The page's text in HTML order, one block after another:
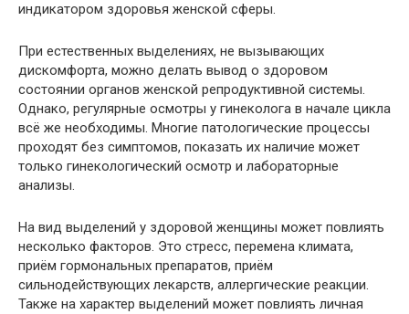
индикатором здоровья женской сферы.
При естественных выделениях, не вызывающих
дискомфорта, можно делать вывод о здоровом
состоянии органов женской репродуктивной системы.
Однако, регулярные осмотры у гинеколога в начале цикла
всё же необходимы. Многие патологические процессы
проходят без симптомов, показать их наличие может
только гинекологический осмотр и лабораторные
анализы.
На вид выделений у здоровой женщины может повлиять
несколько факторов. Это стресс, перемена климата,
приём гормональных препаратов, приём
сильнодействующих лекарств, аллергические реакции.
Также на характер выделений может повлиять личная